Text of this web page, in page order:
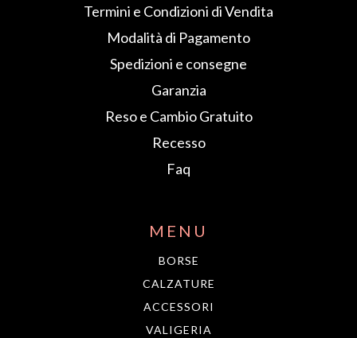
Termini e Condizioni di Vendita
Modalità di Pagamento
Spedizioni e consegne
Garanzia
Reso e Cambio Gratuito
Recesso
Faq
MENU
BORSE
CALZATURE
ACCESSORI
VALIGERIA